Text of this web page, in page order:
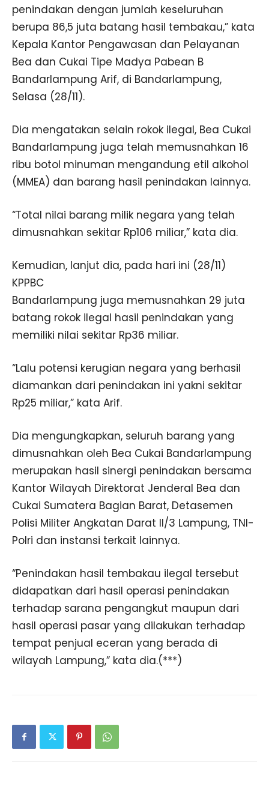
penindakan dengan jumlah keseluruhan
berupa 86,5 juta batang hasil tembakau,” kata
Kepala Kantor Pengawasan dan Pelayanan
Bea dan Cukai Tipe Madya Pabean B
Bandarlampung Arif, di Bandarlampung,
Selasa (28/11).
Dia mengatakan selain rokok ilegal, Bea Cukai
Bandarlampung juga telah memusnahkan 16
ribu botol minuman mengandung etil alkohol
(MMEA) dan barang hasil penindakan lainnya.
“Total nilai barang milik negara yang telah
dimusnahkan sekitar Rp106 miliar,” kata dia.
Kemudian, lanjut dia, pada hari ini (28/11)
KPPBC
Bandarlampung juga memusnahkan 29 juta
batang rokok ilegal hasil penindakan yang
memiliki nilai sekitar Rp36 miliar.
“Lalu potensi kerugian negara yang berhasil
diamankan dari penindakan ini yakni sekitar
Rp25 miliar,” kata Arif.
Dia mengungkapkan, seluruh barang yang
dimusnahkan oleh Bea Cukai Bandarlampung
merupakan hasil sinergi penindakan bersama
Kantor Wilayah Direktorat Jenderal Bea dan
Cukai Sumatera Bagian Barat, Detasemen
Polisi Militer Angkatan Darat II/3 Lampung, TNI-
Polri dan instansi terkait lainnya.
“Penindakan hasil tembakau ilegal tersebut
didapatkan dari hasil operasi penindakan
terhadap sarana pengangkut maupun dari
hasil operasi pasar yang dilakukan terhadap
tempat penjual eceran yang berada di
wilayah Lampung,” kata dia.(***)